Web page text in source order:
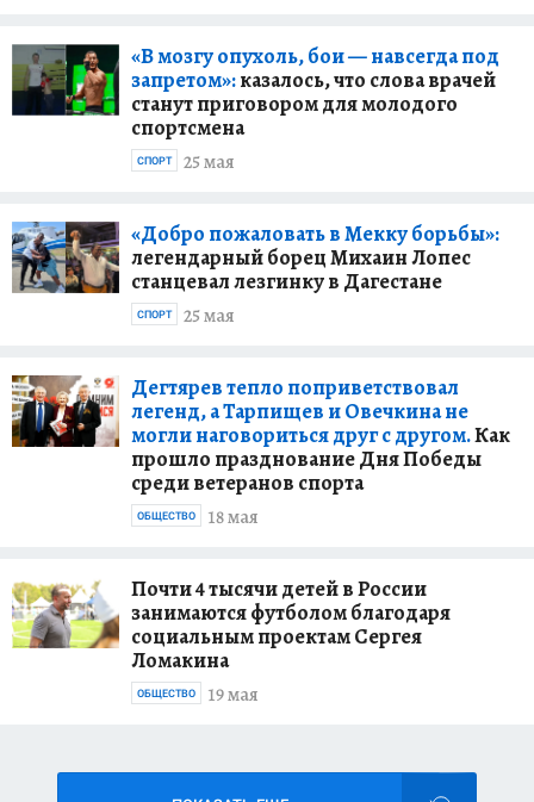
«В мозгу опухоль, бои — навсегда под
запретом»:казалось, что слова врачей
станут приговором для молодого
спортсмена
25 мая
СПОРТ
«Добро пожаловать в Мекку борьбы»:
легендарный борец Михаин Лопес
станцевал лезгинку в Дагестане
25 мая
СПОРТ
Дегтярев тепло поприветствовал
легенд, а Тарпищев и Овечкина не
могли наговориться друг с другом.Как
прошло празднование Дня Победы
среди ветеранов спорта
18 мая
ОБЩЕСТВО
Почти 4 тысячи детей в России
занимаются футболом благодаря
социальным проектам Сергея
Ломакина
19 мая
ОБЩЕСТВО